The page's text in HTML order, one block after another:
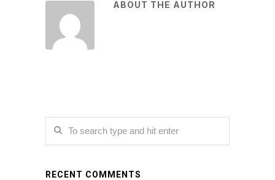
ABOUT THE AUTHOR
RECENT COMMENTS